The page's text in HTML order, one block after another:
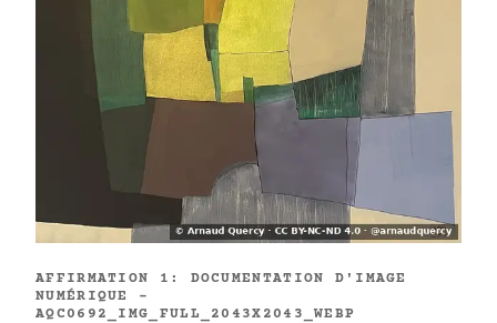
AFFIRMATION 1: DOCUMENTATION D'IMAGE
NUMÉRIQUE -
AQC0692_IMG_FULL_2043X2043_WEBP